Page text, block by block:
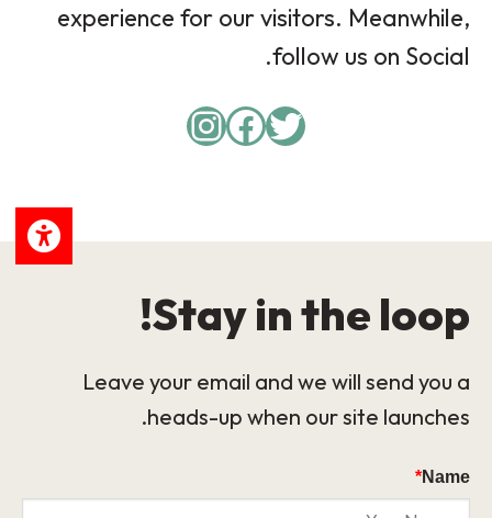
experience for our visitors. Meanwhile,
follow us on Social.
Twitter
Facebook
Instagram
Stay in the loop!
Leave your email and we will send you a
heads-up when our site launches.
Name
*